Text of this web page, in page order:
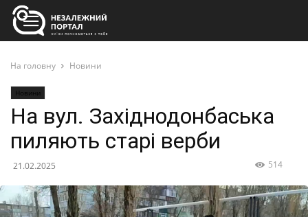
На головну Новини
Новини
На вул. Західнодонбаська
пиляють старі верби
21.02.2025 514